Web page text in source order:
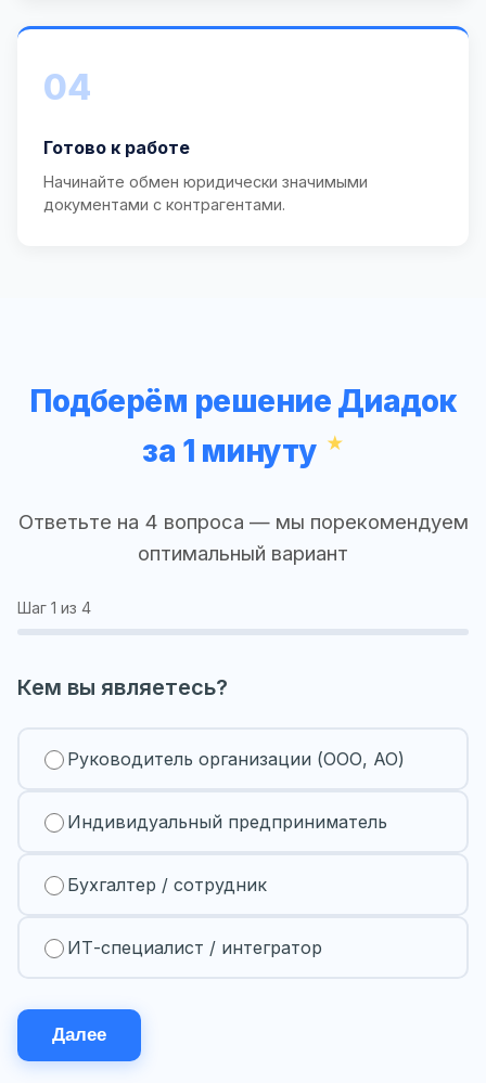
04
Готово к работе
Начинайте обмен юридически значимыми
документами с контрагентами.
Подберём решение Диадок
за 1 минуту
Ответьте на 4 вопроса — мы порекомендуем
оптимальный вариант
Шаг 1 из 4
Кем вы являетесь?
Руководитель организации (ООО, АО)
Индивидуальный предприниматель
Бухгалтер / сотрудник
ИТ-специалист / интегратор
Далее